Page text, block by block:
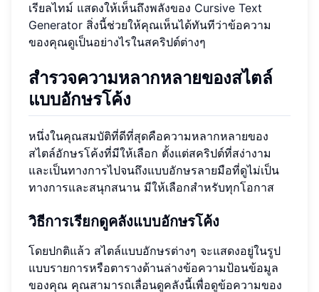
เรียลไทม์ แสดงให้เห็นถึงพลังของ Cursive Text
Generator สิ่งนี้ช่วยให้คุณเห็นได้ทันทีว่าข้อความ
ของคุณดูเป็นอย่างไรในสคริปต์ต่างๆ
สำรวจความหลากหลายของสไตล์
แบบอักษรโค้ง
หนึ่งในคุณสมบัติที่ดีที่สุดคือความหลากหลายของ
สไตล์อักษรโค้งที่มีให้เลือก ตั้งแต่สคริปต์ที่สง่างาม
และเป็นทางการไปจนถึงแบบอักษรลายมือที่ดูไม่เป็น
ทางการและสนุกสนาน มีให้เลือกสำหรับทุกโอกาส
วิธีการเรียกดูคลังแบบอักษรโค้ง
โดยปกติแล้ว สไตล์แบบอักษรต่างๆ จะแสดงอยู่ในรูป
แบบรายการหรือตารางด้านล่างข้อความป้อนข้อมูล
ของคุณ คุณสามารถเลื่อนดูคลังนี้เพื่อดูข้อความของ